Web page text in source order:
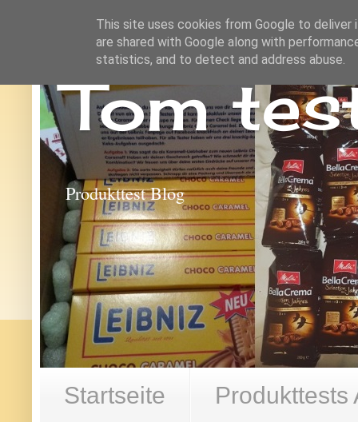
Tom
Produkttest Blog
Startseite Produkttests
This site uses cookies from Google to deliver
are shared with Google along with
statistics, and to detect and address abuse.